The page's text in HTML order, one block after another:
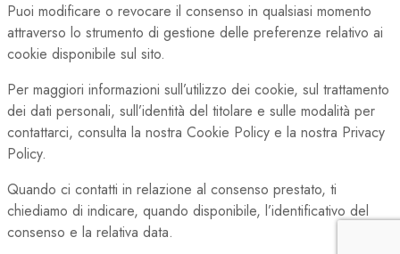
Puoi modificare o revocare il consenso in qualsiasi momento
attraverso lo strumento di gestione delle preferenze relativo ai
cookie disponibile sul sito.
Per maggiori informazioni sull’utilizzo dei cookie, sul trattamento
dei dati personali, sull’identità del titolare e sulle modalità per
contattarci, consulta la nostra Cookie Policy e la nostra Privacy
Policy.
Quando ci contatti in relazione al consenso prestato, ti
chiediamo di indicare, quando disponibile, l’identificativo del
consenso e la relativa data.